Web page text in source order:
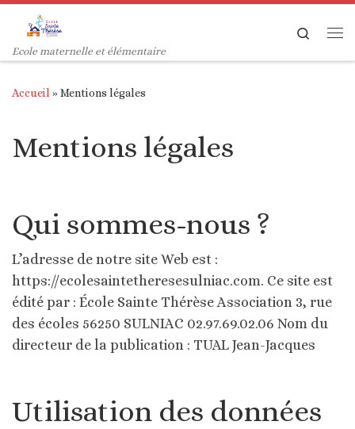
Passer au contenu
Ecole maternelle et élémentaire
Search
Accueil »Mentions légales
Mentions légales
Qui sommes-nous ?
L’adresse de notre site Web est :
https://ecolesaintetheresesulniac.com. Ce site est
édité par : École Sainte Thérèse Association 3, rue
des écoles 56250 SULNIAC 02.97.69.02.06 Nom du
directeur de la publication : TUAL Jean-Jacques
Utilisation des données